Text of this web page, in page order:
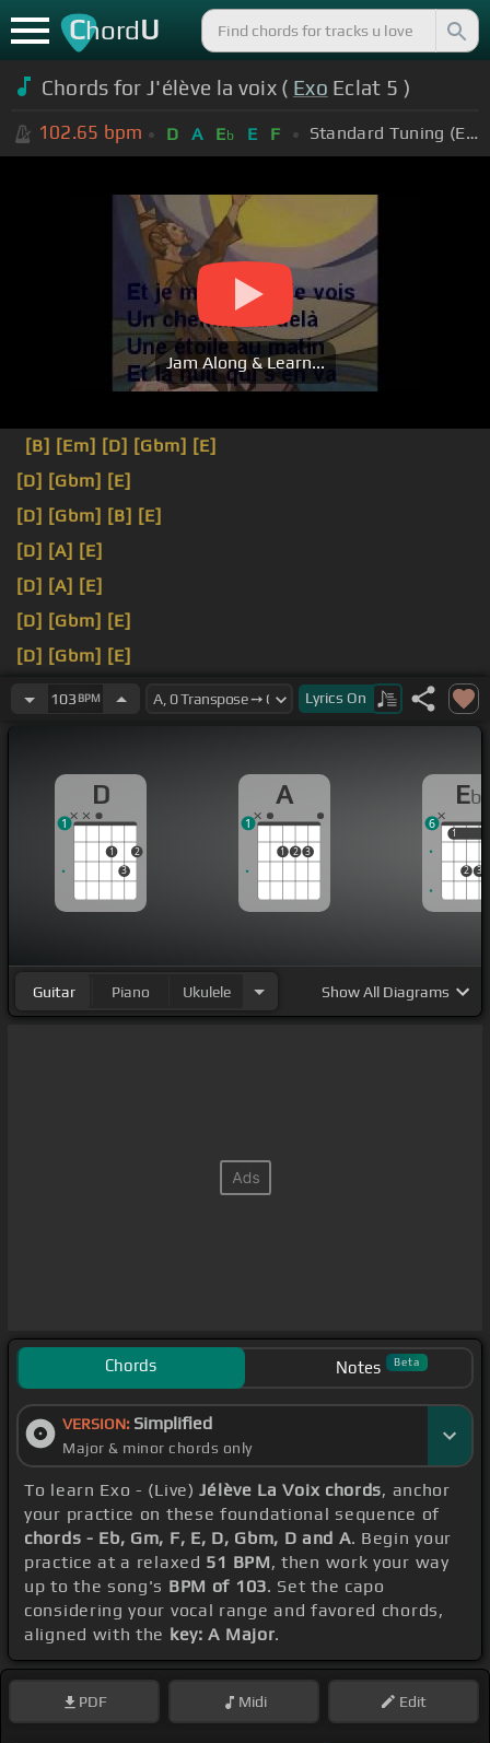
ChordU
Chords for J'élève la voix ( Exo Eclat 5 )
102.65 bpm D A Eb E F Standard Tuning (EADGBE)
Jam Along & Learn...
[B] [Em] [D] [Gbm] [E]
[D] [Gbm] [E]
[D] [Gbm] [B] [E]
[D] [A] [E]
[D] [A] [E]
[D] [Gbm] [E]
[D] [Gbm] [E]
[A] [E]
103 BPM Lyrics On
D
1
3
2
1
A
1 2 3
1
Eb
1
2 3
1
6
Guitar Piano Ukulele ShowAll Diagrams
Chords Notes Beta
VERSION: Simplified
Major & minor chords only
To learn Exo - (Live)Jélève La Voix chords, anchor
your practice on these foundational sequence of
chords - Eb, Gm, F, E, D, Gbm, D and A. Begin your
practice at a relaxed 51 BPM, then work your way
up to the song's BPM of 103. Set the capo
considering your vocal range and favored chords,
aligned with the key: A Major.
PDF Midi Edit